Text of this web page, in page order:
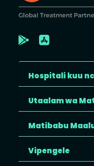
Hospitali kuu
Utaalam wa
Matibabu
Vipengele